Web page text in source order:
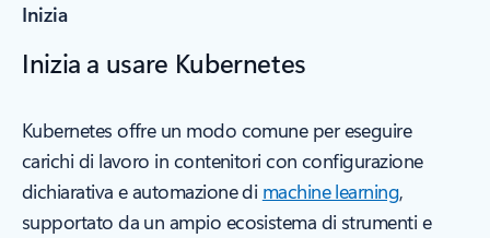
Inizia
Inizia a usare Kubernetes
Kubernetes offre un modo comune per eseguire
carichi di lavoro in contenitori con configurazione
dichiarativa e automazione di machine learning,
supportato da un ampio ecosistema di strumenti e